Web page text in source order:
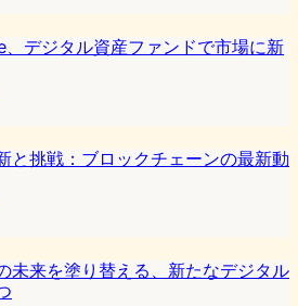
デジタル資産ファンドで市場に新
と挑戦：ブロックチェーンの最新動
未来を塗り替える、新たなデジタル